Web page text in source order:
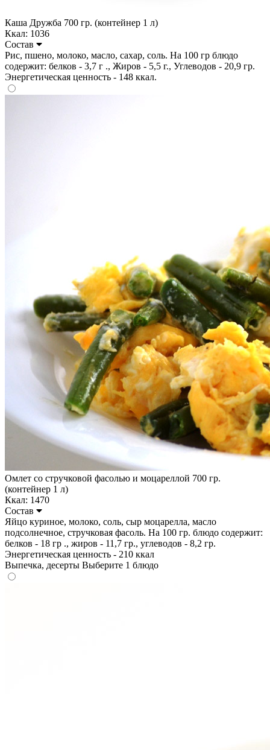
Каша Дружба 700 гр. (контейнер 1 л)
Ккал: 1036
Состав
Рис, пшено, молоко, масло, сахар, соль. На 100 гр блюдо
содержит: белков - 3,7 г ., Жиров - 5,5 г., Углеводов - 20,9 гр.
Энергетическая ценность - 148 ккал.
Омлет со стручковой фасолью и моцареллой 700 гр.
(контейнер 1 л)
Ккал: 1470
Состав
Яйцо куриное, молоко, соль, сыр моцарелла, масло
подсолнечное, стручковая фасоль. На 100 гр. блюдо содержит:
белков - 18 гр ., жиров - 11,7 гр., углеводов - 8,2 гр.
Энергетическая ценность - 210 ккал
Выпечка, десерты Выберите 1 блюдо